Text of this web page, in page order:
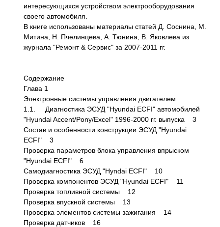
интересующихся устройством электрооборудования
своего автомобиля.
В книге использованы материалы статей Д. Соснина, М.
Митина, Н. Пчелинцева, А. Тюнина, В. Яковлева из
журнала "Ремонт & Сервис" за 2007-2011 гг.
Содержание
Глава 1
Электронные системы управления двигателем
1.1. Диагностика ЭСУД "Hyundai ECFI" автомобилей
"Hyundai Accent/Pony/Excel" 1996-2000 гг. выпуска 3
Состав и особенности конструкции ЭСУД "Hyundai
ECFI" 3
Проверка параметров блока управления впрыском
"Hyundai ECFI" 6
Самодиагностика ЭСУД "Hyndai ECFI" 10
Проверка компонентов ЭСУД "Hyundai ECFI" 11
Проверка топливной системы 12
Проверка впускной системы 13
Проверка элементов системы зажигания 14
Проверка датчиков 16